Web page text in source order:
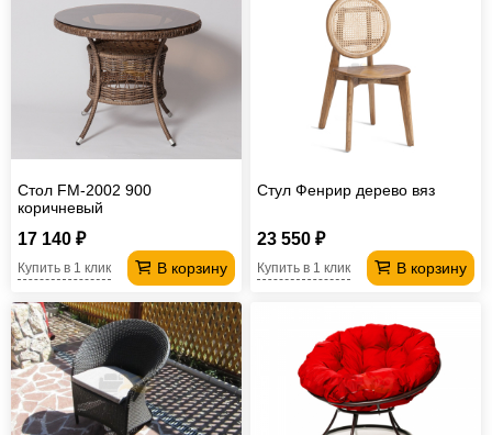
Стол FM-2002 900
коричневый
17 140 ₽
В корзину
Купить в 1 клик
Стул Фенрир дерево вяз
23 550 ₽
В корзину
Купить в 1 клик